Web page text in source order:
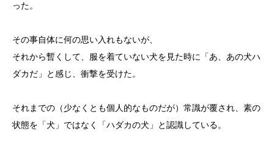
った。
その事自体に何の思い入れもないが、
それから暫くして、服を着ていない犬を見た時に「あ、あの犬ハ
ダカだ」と感じ、衝撃を受けた。
それまでの（少なくとも個人的なものだが）常識が覆され、素の
状態を「犬」ではなく「ハダカの犬」と認識している。